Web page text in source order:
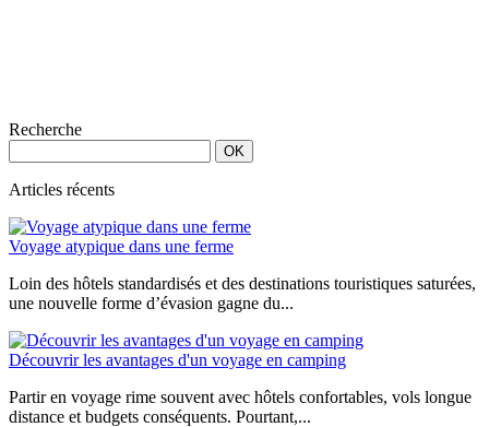
Recherche
Articles récents
Voyage atypique dans une ferme
Loin des hôtels standardisés et des destinations touristiques saturées,
une nouvelle forme d’évasion gagne du...
Découvrir les avantages d'un voyage en camping
Partir en voyage rime souvent avec hôtels confortables, vols longue
distance et budgets conséquents. Pourtant,...